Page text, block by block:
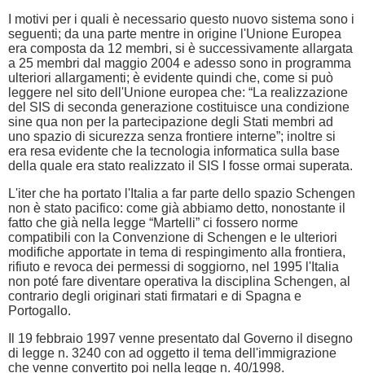
I motivi per i quali è necessario questo nuovo sistema sono i
seguenti; da una parte mentre in origine l'Unione Europea
era composta da 12 membri, si è successivamente allargata
a 25 membri dal maggio 2004 e adesso sono in programma
ulteriori allargamenti; è evidente quindi che, come si può
leggere nel sito dell'Unione europea che: “La realizzazione
del SIS di seconda generazione costituisce una condizione
sine qua non per la partecipazione degli Stati membri ad
uno spazio di sicurezza senza frontiere interne”; inoltre si
era resa evidente che la tecnologia informatica sulla base
della quale era stato realizzato il SIS I fosse ormai superata.
L'iter che ha portato l'Italia a far parte dello spazio Schengen
non è stato pacifico: come già abbiamo detto, nonostante il
fatto che già nella legge “Martelli” ci fossero norme
compatibili con la Convenzione di Schengen e le ulteriori
modifiche apportate in tema di respingimento alla frontiera,
rifiuto e revoca dei permessi di soggiorno, nel 1995 l'Italia
non poté fare diventare operativa la disciplina Schengen, al
contrario degli originari stati firmatari e di Spagna e
Portogallo.
Il 19 febbraio 1997 venne presentato dal Governo il disegno
di legge n. 3240 con ad oggetto il tema dell'immigrazione
che venne convertito poi nella legge n. 40/1998.